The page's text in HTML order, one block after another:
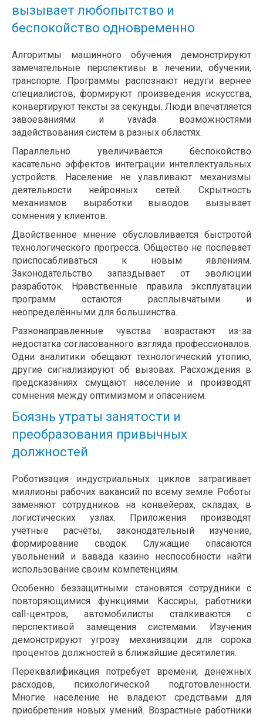
вызывает любопытство и
беспокойство одновременно
Алгоритмы машинного обучения демонстрируют
замечательные перспективы в лечении, обучении,
транспорте. Программы распознают недуги вернее
специалистов, формируют произведения искусства,
конвертируют тексты за секунды. Люди впечатляется
завоеваниями и vavada возможностями
задействования систем в разных областях.
Параллельно увеличивается беспокойство
касательно эффектов интеграции интеллектуальных
устройств. Население не улавливают механизмы
деятельности нейронных сетей. Скрытность
механизмов выработки выводов вызывает
сомнения у клиентов.
Двойственное мнение обусловливается быстротой
технологического прогресса. Общество не поспевает
приспосабливаться к новым явлениям.
Законодательство запаздывает от эволюции
разработок. Нравственные правила эксплуатации
программ остаются расплывчатыми и
неопределёнными для большинства.
Разнонаправленные чувства возрастают из-за
недостатка согласованного взгляда профессионалов.
Одни аналитики обещают технологический утопию,
другие сигнализируют об вызовах. Расхождения в
предсказаниях смущают население и производят
сомнения между оптимизмом и опасением.
Боязнь утраты занятости и
преобразования привычных
должностей
Роботизация индустриальных циклов затрагивает
миллионы рабочих вакансий по всему земле. Роботы
заменяют сотрудников на конвейерах, складах, в
логистических узлах. Приложения производят
учётные расчёты, законодательный изучение,
формирование сводок. Служащие опасаются
увольнений и вавада казино неспособности найти
использование своим компетенциям.
Особенно беззащитными становятся сотрудники с
повторяющимися функциями. Кассиры, работники
call-центров, автомобилисты сталкиваются с
перспективой замещения системами. Изучения
демонстрируют угрозу механизации для сорока
процентов должностей в ближайшие десятилетия.
Переквалификация потребует времени, денежных
расходов, психологической подготовленности.
Многие население не владеют средствами для
приобретения новых умений. Возрастные работники